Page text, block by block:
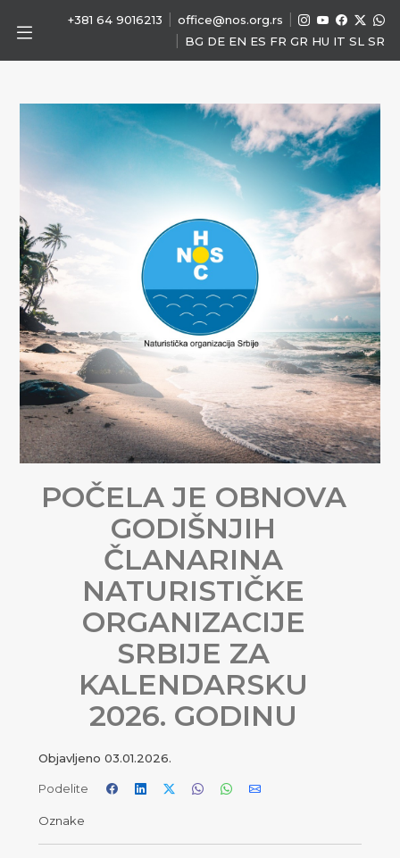
+381 64 9016213 office@nos.org.rs
BG DE EN ES FR GR HU IT SL SR
POČELA JE OBNOVA
GODIŠNJIH
ČLANARINA
NATURISTIČKE
ORGANIZACIJE
SRBIJE ZA
KALENDARSKU
2026. GODINU
Objavljeno 03.01.2026.
Podelite
Oznake